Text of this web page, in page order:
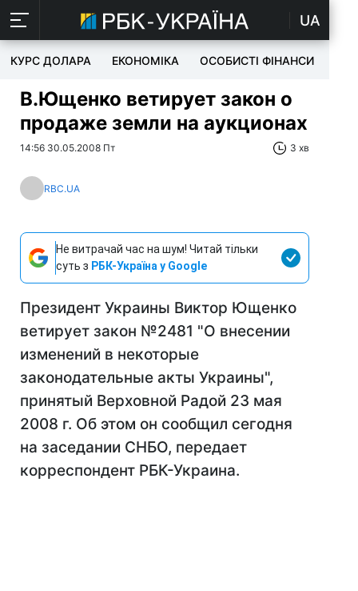
UA
КУРС ДОЛАРА ЕКОНОМІКА ОСОБИСТІ ФІНАНСИ
В.Ющенко ветирует закон о
продаже земли на аукционах
14:56 30.05.2008 Пт 3 хв
RBC.UA
Не витрачай час на шум! Читай тільки
суть з РБК-Україна у Google
Президент Украины Виктор Ющенко
ветирует закон №2481 "О внесении
изменений в некоторые
законодательные акты Украины",
принятый Верховной Радой 23 мая
2008 г. Об этом он сообщил сегодня
на заседании СНБО, передает
корреспондент РБК-Украина.